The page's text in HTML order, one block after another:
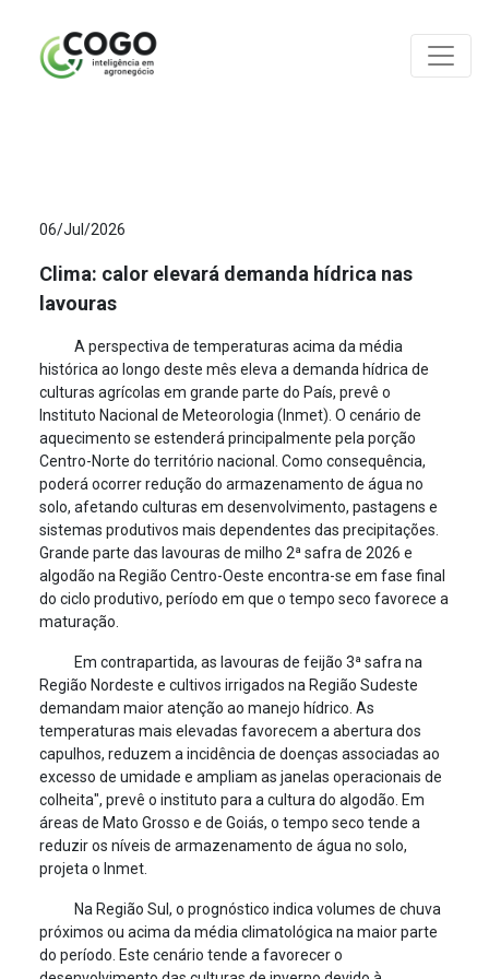
06/Jul/2026
Clima: calor elevará demanda hídrica nas
lavouras
A perspectiva de temperaturas acima da média
histórica ao longo deste mês eleva a demanda hídrica de
culturas agrícolas em grande parte do País, prevê o
Instituto Nacional de Meteorologia (Inmet). O cenário de
aquecimento se estenderá principalmente pela porção
Centro-Norte do território nacional. Como consequência,
poderá ocorrer redução do armazenamento de água no
solo, afetando culturas em desenvolvimento, pastagens e
sistemas produtivos mais dependentes das precipitações.
Grande parte das lavouras de milho 2ª safra de 2026 e
algodão na Região Centro-Oeste encontra-se em fase final
do ciclo produtivo, período em que o tempo seco favorece a
maturação.
Em contrapartida, as lavouras de feijão 3ª safra na
Região Nordeste e cultivos irrigados na Região Sudeste
demandam maior atenção ao manejo hídrico. As
temperaturas mais elevadas favorecem a abertura dos
capulhos, reduzem a incidência de doenças associadas ao
excesso de umidade e ampliam as janelas operacionais de
colheita", prevê o instituto para a cultura do algodão. Em
áreas de Mato Grosso e de Goiás, o tempo seco tende a
reduzir os níveis de armazenamento de água no solo,
projeta o Inmet.
Na Região Sul, o prognóstico indica volumes de chuva
próximos ou acima da média climatológica na maior parte
do período. Este cenário tende a favorecer o